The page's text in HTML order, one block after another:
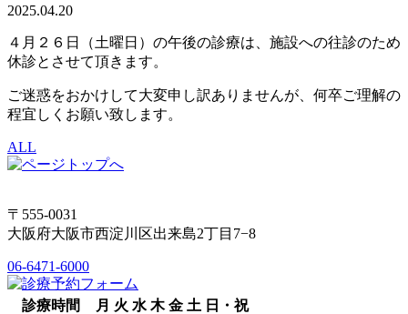
2025.04.20
４月２６日（土曜日）の午後の診療は、施設への往診のため
休診とさせて頂きます。
ご迷惑をおかけして大変申し訳ありませんが、何卒ご理解の
程宜しくお願い致します。
ALL
〒555-0031
大阪府大阪市西淀川区出来島2丁目7−8
06-6471-6000
診療時間 月 火 水 木 金 土 日・祝